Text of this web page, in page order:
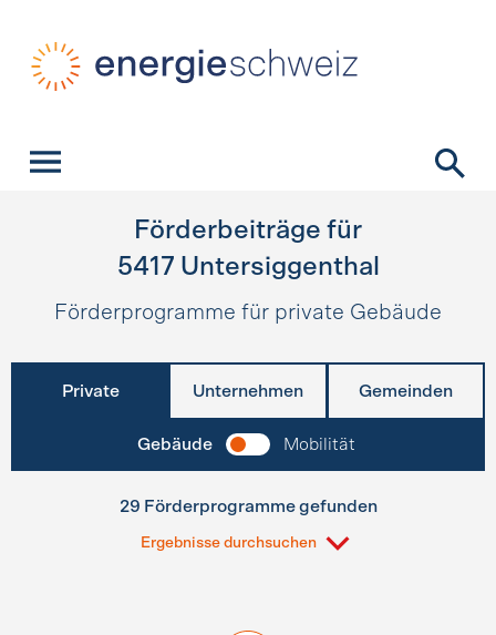
Förderbeiträge für
5417 Untersiggenthal
Förderprogramme für private Gebäude
Private Unternehmen Gemeinden
Gebäude Mobilität
29 Förderprogramme gefunden
Ergebnisse durchsuchen